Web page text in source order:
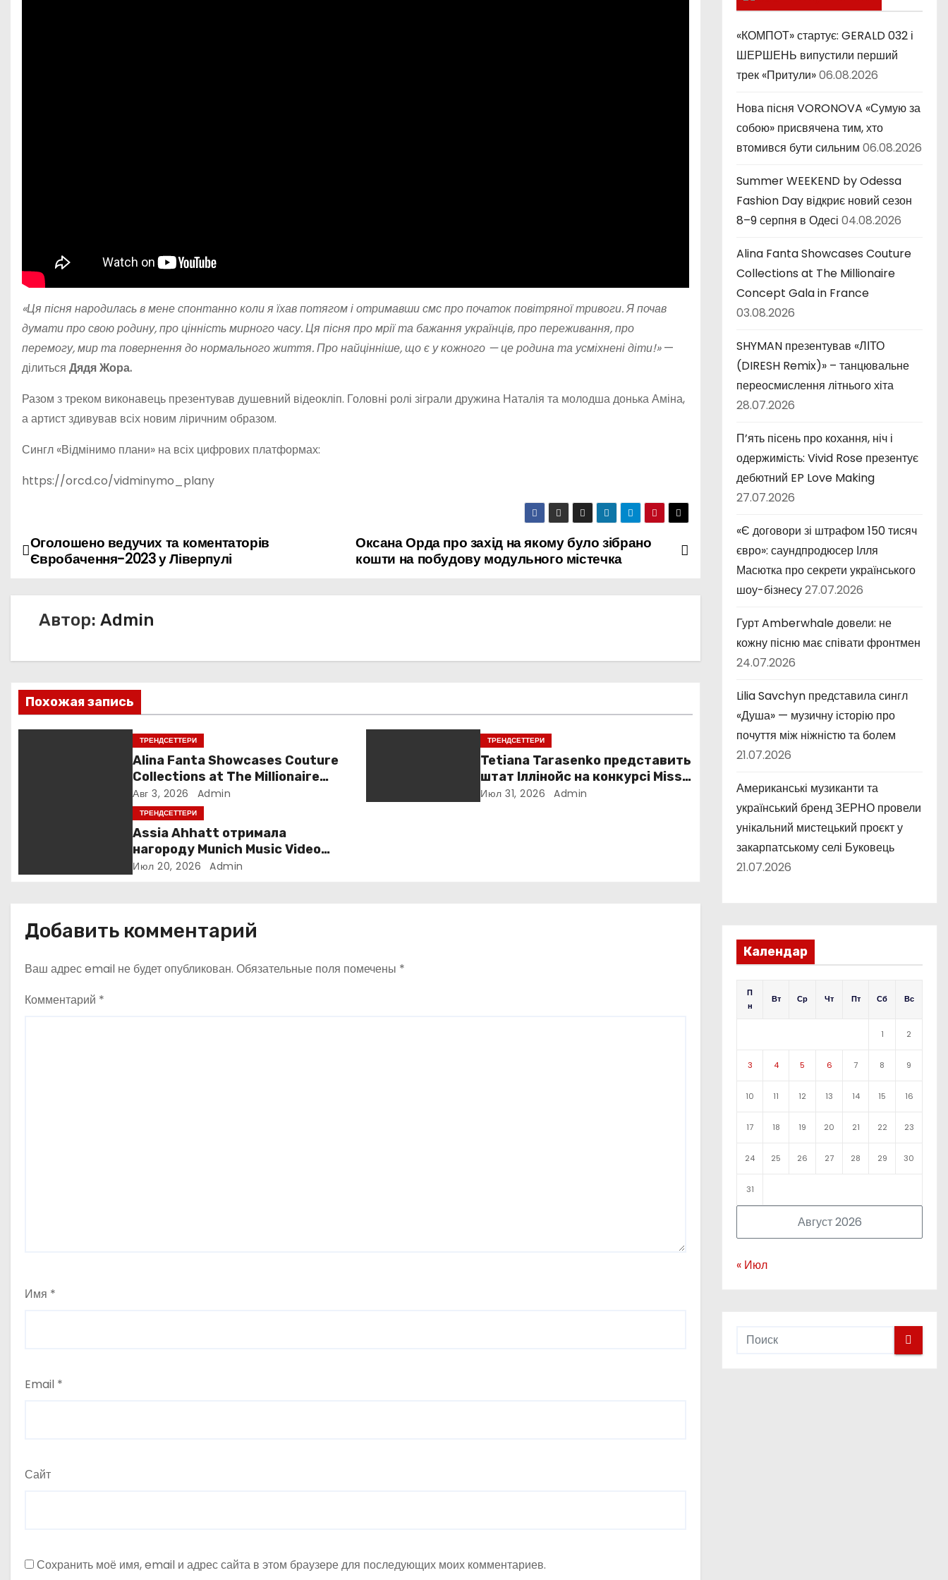
«Ця пісня народилась в мене спонтанно коли я їхав потягом і отримавши смс про початок повітряної тривоги. Я почав
думати про свою родину, про цінність мирного часу. Ця пісня про мрії та бажання українців, про переживання, про
перемогу, мир та повернення до нормального життя. Про найцінніше, що є у кожного — це родина та усміхнені діти!»—
ділиться Дядя Жора.
Разом з треком виконавець презентував душевний відеокліп. Головні ролі зіграли дружина Наталія та молодша донька Аміна,
а артист здивував всіх новим ліричним образом.
Сингл «Відмінимо плани» на всіх цифрових платформах:
https://orcd.co/vidminymo_plany
Н
г
а
ц
з
п
и
с
Оксана Орда про захід на якому було зібрано
кошти на побудову модульного містечка
Оголошено ведучих та коментаторів
Євробачення-2023 у Ліверпулі
Автор: Admin
Похожая запись
ТРЕНДСЕТТЕРИ
Alina Fanta Showcases Couture
Collections at The Millionaire
Concept Gala in France
Авг 3, 2026 Admin
ТРЕНДСЕТТЕРИ
Tetiana Tarasenko представить
штат Іллінойс на конкурсі Miss
America у Маямі
Июл 31, 2026 Admin
ТРЕНДСЕТТЕРИ
Assia Ahhatt отримала
нагороду Munich Music Video
Awards і випустила новий
Июл 20, 2026 Admin
Добавить комментарий
Ваш адрес email не будет опубликован. Обязательные поля помечены *
Комментарий *
Имя *
Email *
Сайт
Сохранить моё имя, email и адрес сайта в этом браузере для последующих моих комментариев.
к
и
«КОМПОТ» стартує: GERALD 032 і
ШЕРШЕНЬ випустили перший
трек «Притули»06.08.2026
Нова пісня VORONOVA «Сумую за
собою» присвячена тим, хто
втомився бути сильним 06.08.2026
Summer WEEKEND by Odessa
Fashion Day відкриє новий сезон
8–9 серпня в Одесі 04.08.2026
Alina Fanta Showcases Couture
Collections at The Millionaire
Concept Gala in France
03.08.2026
SHYMAN презентував «ЛІТО
(DIRESH Remix)» – танцювальне
переосмислення літнього хіта
28.07.2026
П’ять пісень про кохання, ніч і
одержимість: Vivid Rose презентує
дебютний EP Love Making
27.07.2026
«Є договори зі штрафом 150 тисяч
євро»: саундпродюсер Ілля
Масютка про секрети українського
шоу-бізнесу27.07.2026
Гурт Amberwhale довели: не
кожну пісню має співати фронтмен
24.07.2026
Lilia Savchyn представила сингл
«Душа» — музичну історію про
почуття між ніжністю та болем
21.07.2026
Американські музиканти та
український бренд ЗЕРНО провели
унікальний мистецький проєкт у
закарпатському селі Буковець
21.07.2026
Календар
Август 2026
П
н
Вт Ср Чт Пт Сб Вс
1 2
3 4 5 6 7 8 9
10 11 12 13 14 15 16
17 18 19 20 21 22 23
24 25 26 27 28 29 30
31
« Июл